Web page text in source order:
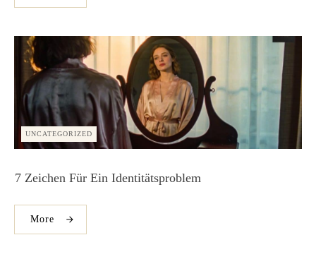
UNCATEGORIZED
7 Zeichen Für Ein Identitätsproblem
More